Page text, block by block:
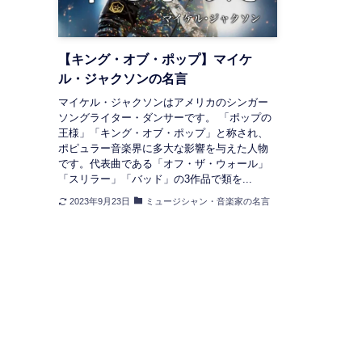
【キング・オブ・ポップ】マイケ
ル・ジャクソンの名言
マイケル・ジャクソンはアメリカのシンガー
ソングライター・ダンサーです。 「ポップの
王様」「キング・オブ・ポップ」と称され、
ポピュラー音楽界に多大な影響を与えた人物
です。代表曲である「オフ・ザ・ウォール」
「スリラー」「バッド」の3作品で類を...
2023年9月23日 ミュージシャン・音楽家の名言